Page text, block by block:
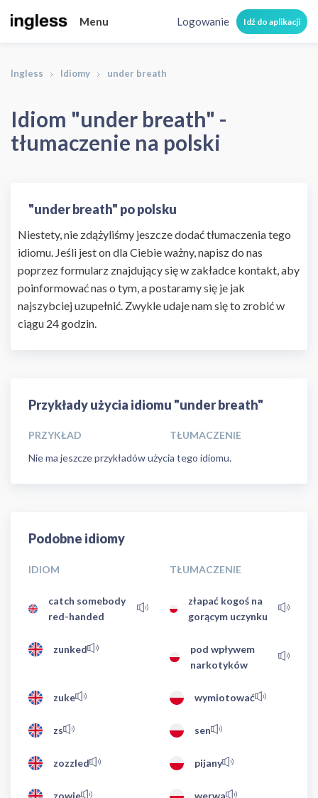
Menu Logowanie Idź do aplikacji
Ingless Idiomy under breath
Idiom "under breath" -
tłumaczenie na polski
"under breath" po polsku
Niestety, nie zdążyliśmy jeszcze dodać tłumaczenia tego
idiomu. Jeśli jest on dla Ciebie ważny, napisz do nas
poprzez formularz znajdujący się w zakładce kontakt, aby
poinformować nas o tym, a postaramy się je jak
najszybciej uzupełnić. Zwykle udaje nam się to zrobić w
ciągu 24 godzin.
Przykłady użycia idiomu "under breath"
PRZYKŁAD
TŁUMACZENIE
Nie ma jeszcze przykładów użycia tego idiomu.
Podobne idiomy
IDIOM TŁUMACZENIE
catch somebody
red-handed
złapać kogoś na
gorącym uczynku
zunked
pod wpływem
narkotyków
zuke wymiotować
zs sen
zozzled pijany
zowie werwa